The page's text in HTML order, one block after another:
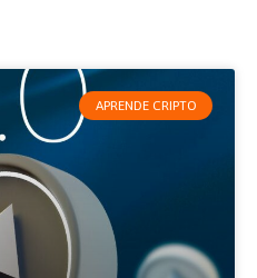
APRENDE CRIPTO
PáginaPágina
PáginaPágina